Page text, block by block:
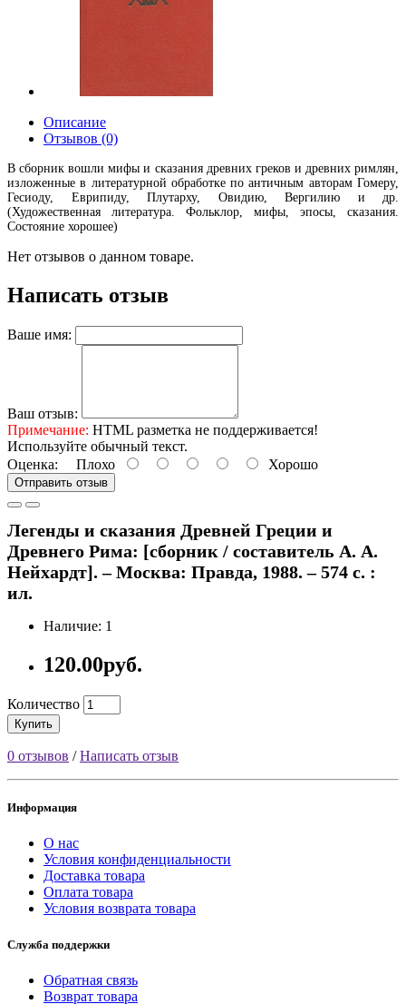
Описание
Отзывов (0)
В сборник вошли мифы и сказания древних греков и древних римлян,
изложенные в литературной обработке по античным авторам Гомеру,
Гесиоду, Еврипиду, Плутарху, Овидию, Вергилию и др.
(Художественная литература. Фольклор, мифы, эпосы, сказания.
Состояние хорошее)
Нет отзывов о данном товаре.
Написать отзыв
Ваше имя:
Ваш отзыв:
Примечание: HTML разметка не поддерживается!
Используйте обычный текст.
Оценка: Плохо Хорошо
Отправить отзыв
Легенды и сказания Древней Греции и
Древнего Рима: [сборник / составитель А. А.
Нейхардт]. – Москва: Правда, 1988. – 574 с. :
ил.
Наличие: 1
120.00руб.
Количество
Купить
0 отзывов /Написать отзыв
Информация
О нас
Условия конфиденциальности
Доставка товара
Оплата товара
Условия возврата товара
Служба поддержки
Обратная связь
Возврат товара